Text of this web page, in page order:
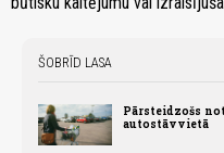
ŠOBRĪD LASA
Pārsteidzošs
autostāvvietā